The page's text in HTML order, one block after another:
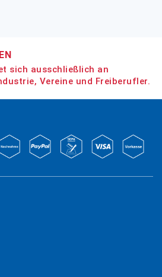
sich ausschließlich an
Vereine und Freiberufler.